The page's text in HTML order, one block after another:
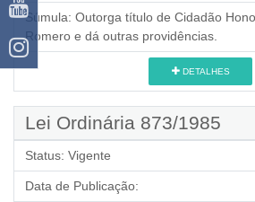
Súmula: Outorga título de Cidadão
Romero e dá outras providências.
DETALHES
Lei Ordinária 873/1985
Status: Vigente
Data de Publicação: